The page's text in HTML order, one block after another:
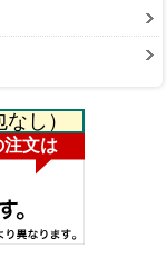
し）